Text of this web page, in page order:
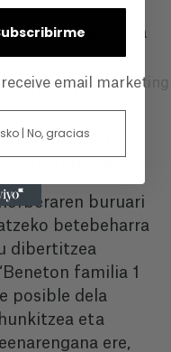
bat da, bai
ikusle-harrobia
zuzentzeari
istorioak
dituzu
proiektuetan?
buruari
betebeharra
dibertitzea
familia 1
posible dela
eta
ere,
receive email
| No, gracias